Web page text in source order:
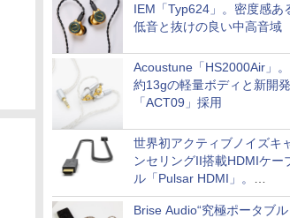
IEM「Typ624」。密度感あ
低音と抜けの良い中高音域
Acoustune「HS2000Air」。
約13gの軽量ボディと新開発
「ACT09」採用
世界初アクティブノイズキ
ンセリングII搭載HDMIケー
ル「Pulsar HDMI」。
SilentPowerから
Brise Audio“究極ポータブル